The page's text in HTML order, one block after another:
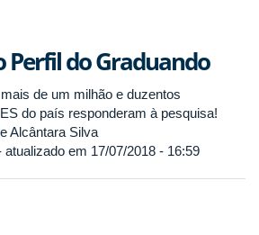
Perfil do Graduando
de um milhão e duzentos
do país responderam à pesquisa!
Alcântara Silva
atualizado em 17/07/2018 - 16:59